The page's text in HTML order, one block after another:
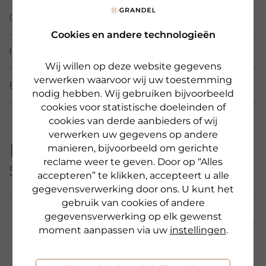
Cookies en andere technologieën
Wij willen op deze website gegevens
verwerken waarvoor wij uw toestemming
nodig hebben. Wij gebruiken bijvoorbeeld
cookies voor statistische doeleinden of
cookies van derde aanbieders of wij
verwerken uw gegevens op andere
manieren, bijvoorbeeld om gerichte
reclame weer te geven. Door op “Alles
accepteren” te klikken, accepteert u alle
gegevensverwerking door ons. U kunt het
gebruik van cookies of andere
gegevensverwerking op elk gewenst
moment aanpassen via uw instellingen.
GEBRUIK
INCIS/ WERKSTOFFEN
BEOORDELINGEN(3)
Meer producten uit deze
serie